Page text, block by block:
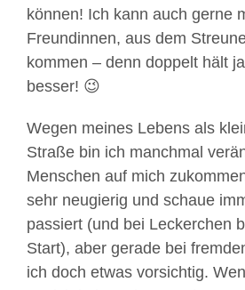
können! Ich kann auch gerne
Freundinnen, aus dem
kommen – denn doppelt hält
besser! 😉
Wegen meines Lebens als
Straße bin ich manchmal
Menschen auf mich
sehr neugierig und schaue
passiert (und bei Leckerchen
Start), aber gerade bei
ich doch etwas vorsichtig.